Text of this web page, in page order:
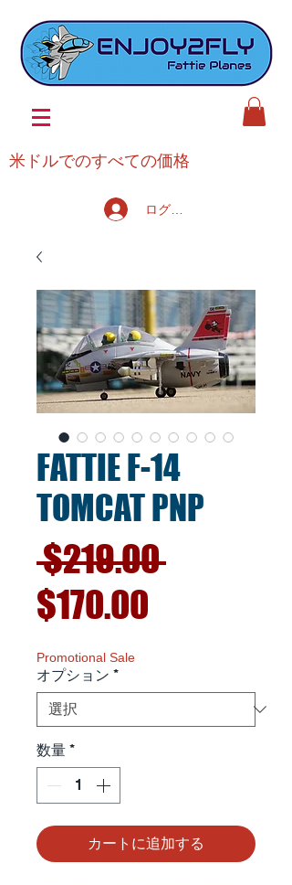
米ドルでのすべての価格
ログイン
FATTIE F-14
TOMCAT PNP
$219.00 通
格
$170.00
ル
価
Promotional Sale
オプション *
数量 *
カートに追加する